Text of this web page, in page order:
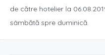
de către hotelier la
sâmbătă spre duminică.​